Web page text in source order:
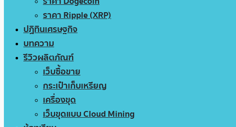
ราคา Ripple (XRP)
ปฏิทินเศรษฐกิจ
บทความ
รีวิวผลิตภัณฑ์
เว็บซื้อขาย
กระเป๋าเก็บเหรียญ
เครื่องขุด
เว็บขุดแบบ Cloud Mining